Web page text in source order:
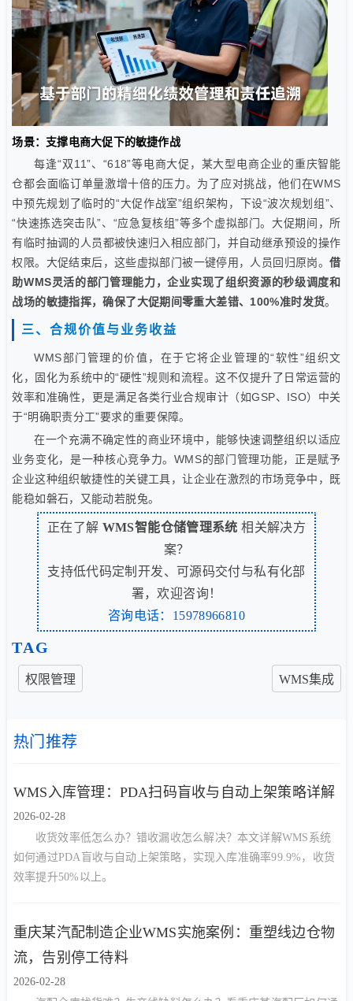
场景：支撑电商大促下的敏捷作战
每逢“双11”、“618”等电商大促，某大型电商企业的重庆智能
仓都会面临订单量激增十倍的压力。为了应对挑战，他们在WMS
中预先规划了临时的“大促作战室”组织架构，下设“波次规划组”、
“快速拣选突击队”、“应急复核组”等多个虚拟部门。大促期间，所
有临时抽调的人员都被快速归入相应部门，并自动继承预设的操作
权限。大促结束后，这些虚拟部门被一键停用，人员回归原岗。借
助WMS灵活的部门管理能力，企业实现了组织资源的秒级调度和
战场的敏捷指挥，确保了大促期间零重大差错、100%准时发货。
三、合规价值与业务收益
WMS部门管理的价值，在于它将企业管理的“软性”组织文
化，固化为系统中的“硬性”规则和流程。这不仅提升了日常运营的
效率和准确性，更是满足各类行业合规审计（如GSP、ISO）中关
于“明确职责分工”要求的重要保障。
在一个充满不确定性的商业环境中，能够快速调整组织以适应
业务变化，是一种核心竞争力。WMS的部门管理功能，正是赋予
企业这种组织敏捷性的关键工具，让企业在激烈的市场竞争中，既
能稳如磐石，又能动若脱兔。
正在了解 WMS智能仓储管理系统 相关解决方
案？
支持低代码定制开发、可源码交付与私有化部
署，欢迎咨询！
咨询电话：15978966810
TAG
权限管理 WMS集成
热门推荐
WMS入库管理：PDA扫码盲收与自动上架策略详解
2026-02-28
收货效率低怎么办？错收漏收怎么解决？本文详解WMS系统
如何通过PDA盲收与自动上架策略，实现入库准确率99.9%，收货
效率提升50%以上。
重庆某汽配制造企业WMS实施案例：重塑线边仓物
流，告别停工待料
2026-02-28